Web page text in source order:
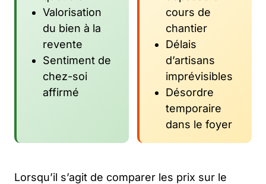
Valorisation
du bien à la
revente
Sentiment de
chez-soi
affirmé
cours de
chantier
Délais
d’artisans
imprévisibles
Désordre
temporaire
dans le foyer
Lorsqu’il s’agit de comparer les prix sur le